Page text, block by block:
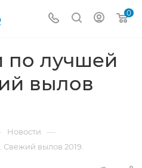
0
по лучшей
вылов
Новости —
вылов 2019.